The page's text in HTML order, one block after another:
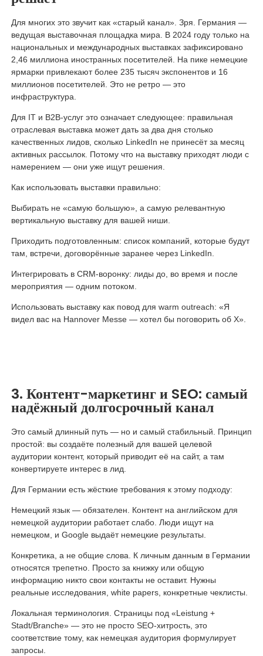
Для многих это звучит как «старый канал». Зря. Германия —
ведущая выставочная площадка мира. В 2024 году только на
национальных и международных выставках зафиксировано
2,46 миллиона иностранных посетителей. На пике немецкие
ярмарки привлекают более 235 тысяч экспонентов и 16
миллионов посетителей. Это не ретро — это
инфраструктура.
Для IT и B2B-услуг это означает следующее: правильная
отраслевая выставка может дать за два дня столько
качественных лидов, сколько LinkedIn не принесёт за месяц
активных рассылок. Потому что на выставку приходят люди с
намерением — они уже ищут решения.
Как использовать выставки правильно:
Выбирать не «самую большую», а самую релевантную
вертикальную выставку для вашей ниши.
Приходить подготовленным: список компаний, которые будут
там, встречи, договорённые заранее через LinkedIn.
Интегрировать в CRM-воронку: лиды до, во время и после
мероприятия — одним потоком.
Использовать выставку как повод для warm outreach: «Я
видел вас на Hannover Messe — хотел бы поговорить об X».
3. Контент-маркетинг и SEO: самый
надёжный долгосрочный канал
Это самый длинный путь — но и самый стабильный. Принцип
простой: вы создаёте полезный для вашей целевой
аудитории контент, который приводит её на сайт, а там
конвертируете интерес в лид.
Для Германии есть жёсткие требования к этому подходу:
Немецкий язык — обязателен. Контент на английском для
немецкой аудитории работает слабо. Люди ищут на
немецком, и Google выдаёт немецкие результаты.
Конкретика, а не общие слова. К личным данным в Германии
относятся трепетно. Просто за книжку или общую
информацию никто свои контакты не оставит. Нужны
реальные исследования, white papers, конкретные чеклисты.
Локальная терминология. Страницы под «Leistung +
Stadt/Branche» — это не просто SEO-хитрость, это
соответствие тому, как немецкая аудитория формулирует
запросы.